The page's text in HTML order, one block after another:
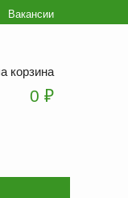
Вакансии
корзина
0 ₽